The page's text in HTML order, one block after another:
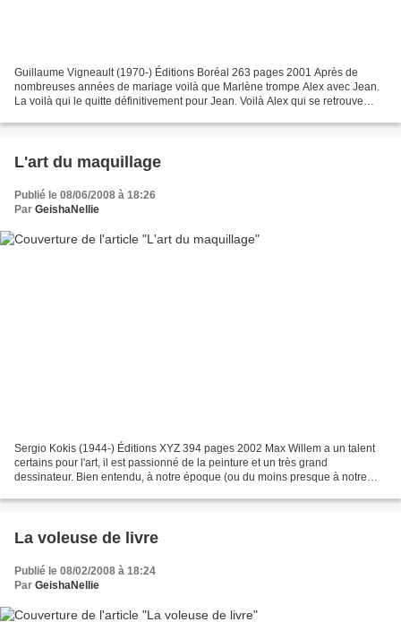
Guillaume Vigneault (1970-) Éditions Boréal 263 pages 2001 Après de
nombreuses années de mariage voilà que Marlène trompe Alex avec Jean.
La voilà qui le quitte définitivement pour Jean. Voilà Alex qui se retrouve
L'art du maquillage
Publié le 08/06/2008 à 18:26
Par GeishaNellie
Sergio Kokis (1944-) Éditions XYZ 394 pages 2002 Max Willem a un talent
certains pour l'art, il est passionné de la peinture et un très grand
dessinateur. Bien entendu, à notre époque (ou du moins presque à notre
La voleuse de livre
Publié le 08/02/2008 à 18:24
Par GeishaNellie